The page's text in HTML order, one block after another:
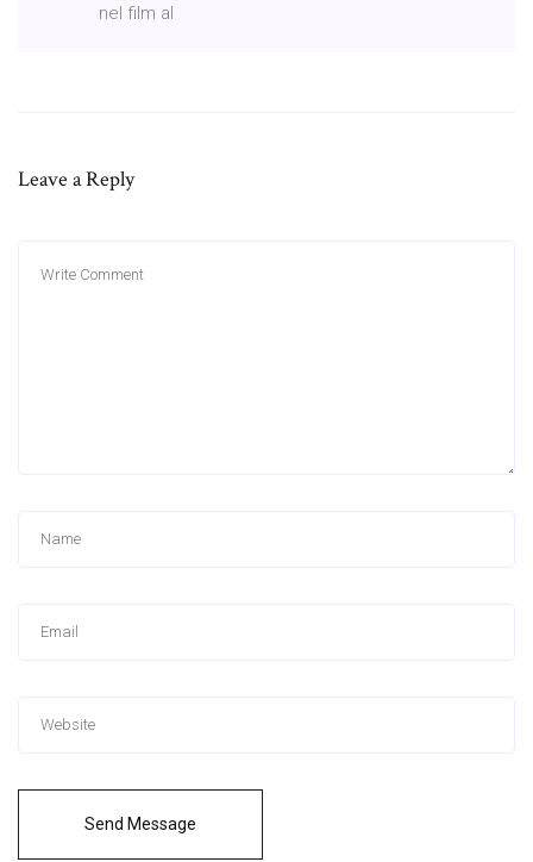
nel film al
Leave a Reply
Send Message